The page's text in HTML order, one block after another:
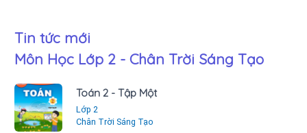
Tin tức mới
Môn Học Lớp 2 - Chân Trời Sáng Tạo
Toán 2 - Tập Một
Lớp 2
Chân Trời Sáng Tạo